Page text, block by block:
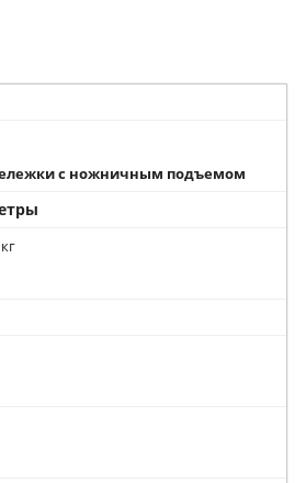
с ножничным подъемом